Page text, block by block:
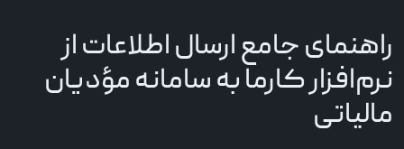
راهنمای جامع ارسال اطلاعات از
نرم‌افزار کارما به سامانه مؤدیان
مالیاتی